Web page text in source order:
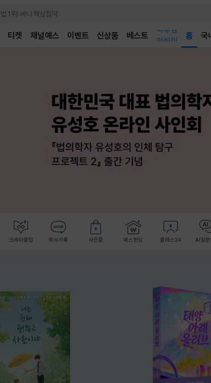
채널예스 이벤트 신상품 베스트
어린이
홈 국
티켓
크레마클럽 독서기록 사은품 예스펀딩 클래스24 AI일문